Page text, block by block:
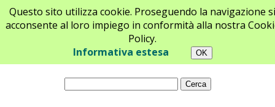
Questo sito utilizza cookie. Proseguendo la navigazione si
acconsente al loro impiego in conformità alla nostra
Policy.
Informativa estesa
Chi siamo Newsletter Contatti